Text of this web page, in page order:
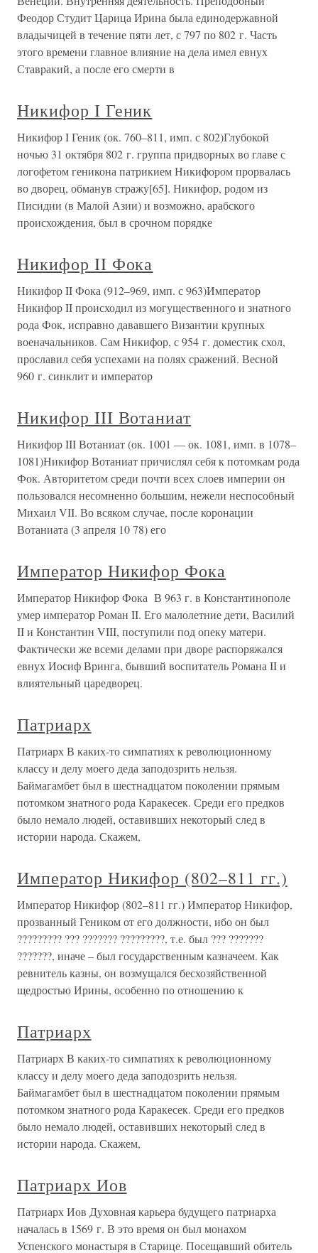
Феодор Студит Царица Ирина была единодержавной
владычицей в течение пяти лет, с 797 по 802 г. Часть
этого времени главное влияние на дела имел евнух
Ставракий, а после его смерти в
Никифор I Геник
Никифор I Геник (ок. 760–811, имп. с 802)Глубокой
ночью 31 октября 802 г. группа придворных во главе с
логофетом геникона патрикием Никифором прорвалась
во дворец, обманув стражу[65]. Никифор, родом из
Писидии (в Малой Азии) и возможно, арабского
происхождения, был в срочном порядке
Никифор II Фока
Никифор II Фока (912–969, имп. с 963)Император
Никифор II происходил из могущественного и знатного
рода Фок, исправно дававшего Византии крупных
военачальников. Сам Никифор, с 954 г. доместик схол,
прославил себя успехами на полях сражений. Весной
960 г. синклит и император
Никифор III Вотаниат
Никифор III Вотаниат (ок. 1001 — ок. 1081, имп. в 1078–
1081)Никифор Вотаниат причислял себя к потомкам рода
Фок. Авторитетом среди почти всех слоев империи он
пользовался несомненно большим, нежели неспособный
Михаил VII. Во всяком случае, после коронации
Вотаниата (3 апреля 10 78) его
Император Никифор Фока
Император Никифор Фока В 963 г. в Константинополе
умер император Роман II. Его малолетние дети, Василий
II и Константин VIII, поступили под опеку матери.
Фактически же всеми делами при дворе распоряжался
евнух Иосиф Вринга, бывший воспитатель Романа II и
влиятельный царедворец.
Патриарх
Патриарх В каких-то симпатиях к революционному
классу и делу моего деда заподозрить нельзя.
Баймагамбет был в шестнадцатом поколении прямым
потомком знатного рода Каракесек. Среди его предков
было немало людей, оставивших некоторый след в
истории народа. Скажем,
Император Никифор (802–811 гг.)
Император Никифор (802–811 гг.) Император Никифор,
прозванный Геником от его должности, ибо он был
????????? ??? ??????? ?????????, т.е. был ??? ???????
???????, иначе – был государственным казначеем. Как
ревнитель казны, он возмущался бесхозяйственной
щедростью Ирины, особенно по отношению к
Патриарх
Патриарх В каких-то симпатиях к революционному
классу и делу моего деда заподозрить нельзя.
Баймагамбет был в шестнадцатом поколении прямым
потомком знатного рода Каракесек. Среди его предков
было немало людей, оставивших некоторый след в
истории народа. Скажем,
Патриарх Иов
Патриарх Иов Духовная карьера будущего патриарха
началась в 1569 г. В это время он был монахом
Успенского монастыря в Старице. Посещавший обитель